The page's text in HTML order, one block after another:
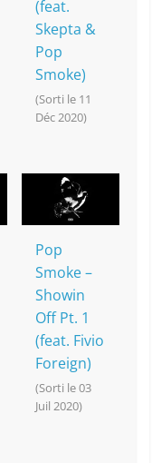
(feat.
Skepta &
Pop
Smoke)
(Sorti le 11
Déc 2020)
Pop
Smoke –
Showin
Off Pt. 1
(feat. Fivio
Foreign)
(Sorti le 03
Juil 2020)